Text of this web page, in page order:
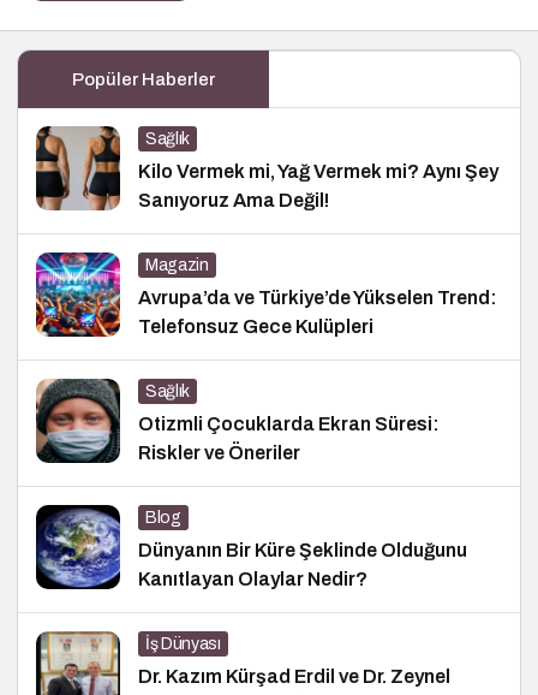
Popüler Haberler
Sağlık
Kilo Vermek mi, Yağ Vermek mi? Aynı Şey
Sanıyoruz Ama Değil!
Magazin
Avrupa’da ve Türkiye’de Yükselen Trend:
Telefonsuz Gece Kulüpleri
Sağlık
Otizmli Çocuklarda Ekran Süresi:
Riskler ve Öneriler
Blog
Dünyanın Bir Küre Şeklinde Olduğunu
Kanıtlayan Olaylar Nedir?
İş Dünyası
Dr. Kazım Kürşad Erdil ve Dr. Zeynel